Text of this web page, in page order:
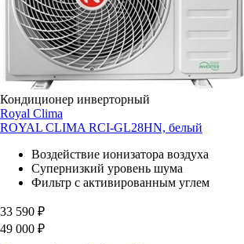
Кондиционер инверторный
Royal Clima
ROYAL CLIMA RCI-GL28HN, белый
Воздействие ионизатора воздуха
Супернизкий уровень шума
Фильтр с активированным углем
33 590 ₽
49 000 ₽